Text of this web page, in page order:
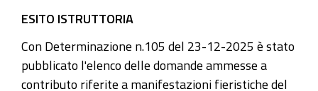
ESITO ISTRUTTORIA
Con Determinazione n.105 del 23-12-2025 è stato
pubblicato l'elenco delle domande ammesse a
contributo riferite a manifestazioni fieristiche del